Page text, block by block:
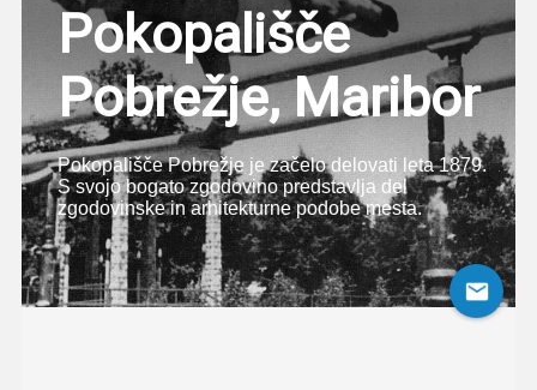
Pokopališče
Pobrežje, Maribor
Pokopališče Pobrežje je začelo delovati leta 1879.
S svojo bogato zgodovino predstavlja del
zgodovinske in arhitekturne podobe mesta.